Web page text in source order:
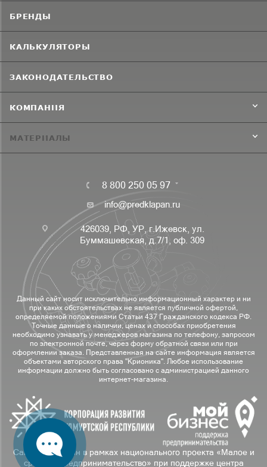
БРЕНДЫ
КАЛЬКУЛЯТОРЫ
ЗАКОНОДАТЕЛЬСТВО
КОМПАНИЯ
МАТЕРИАЛЫ
8 800 250 05 97
info@predklapan.ru
426039, РФ, УР, г.Ижевск, ул.
Буммашевская, д.7/1, оф. 309
Данный сайт носит исключительно информационный характер и ни
при каких обстоятельствах не является публичной офертой,
определяемой положениями Статьи 437 Гражданского кодекса РФ.
Точные данные о наличии, ценах и способах приобретения
необходимо узнавать у менеджеров магазина по телефону, запросом
по электронной почте, через форму обратной связи или при
оформлении заказа. Представленная на сайте информация является
объектами авторского права "Крионика". Любое использование
информации должно быть согласовано с администрацией данного
интернет-магазина.
Сайт разработан в рамках национального проекта «Малое и
среднее предпринимательство» при поддержке центра